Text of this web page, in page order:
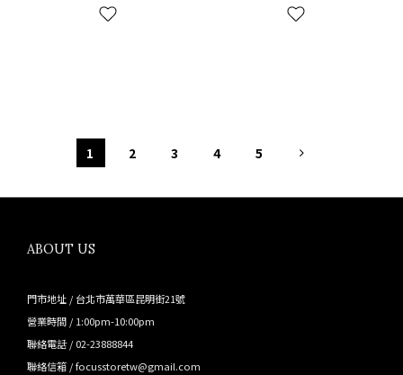
1 2 3 4 5
ABOUT US
門市地址 / 台北市萬華區昆明街21號
營業時間 / 1:00pm-10:00pm
聯絡電話 / 02-23888844
聯絡信箱 / focusstoretw@gmail.com